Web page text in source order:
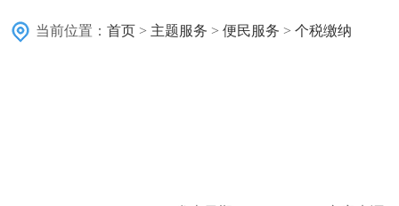
当前位置： 首页 > 主题服务 > 便民服务 > 个税缴纳